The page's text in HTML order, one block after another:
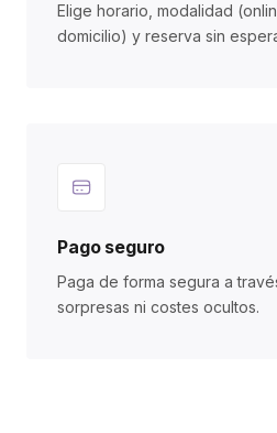
Elige horario, modalidad
domicilio) y reserva sin
Pago seguro
Paga de forma segura a
sorpresas ni costes ocultos.